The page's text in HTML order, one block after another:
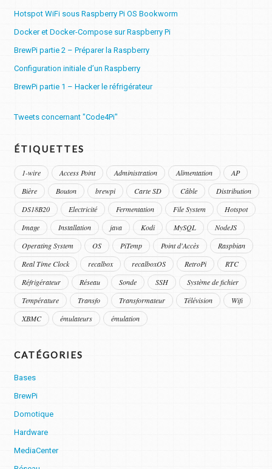
Hotspot WiFi sous Raspberry Pi OS Bookworm
Docker et Docker-Compose sur Raspberry Pi
BrewPi partie 2 – Préparer la Raspberry
Configuration initiale d’un Raspberry
BrewPi partie 1 – Hacker le réfrigérateur
Tweets concernant "Code4Pi"
ÉTIQUETTES
1-wire Access Point Administration Alimentation
AP
Bière
Bouton brewpi Carte SD Câble
Distribution
DS18B20
Electricité Fermentation File System
Hotspot
Image
Installation java Kodi MySQL
NodeJS
Operating System
OS PiTemp Point d'Accès
Raspbian
Real Time Clock
recalbox recalboxOS RetroPi
RTC
Réfrigérateur
Réseau Sonde SSH
Système de fichier
Température
Transfo Transformateur Télévision
Wifi
XBMC
émulateurs émulation
CATÉGORIES
Bases
BrewPi
Domotique
Hardware
MediaCenter